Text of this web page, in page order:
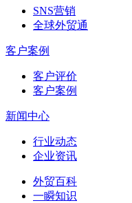
SNS营销
全球外贸通
客户案例
客户评价
客户案例
新闻中心
行业动态
企业资讯
外贸百科
一瞬知识